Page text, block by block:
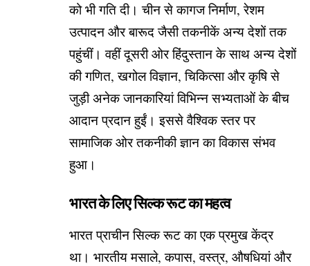
को भी गति दी। चीन से कागज निर्माण, रेशम
उत्पादन और बारूद जैसी तकनीकें अन्य देशों तक
पहुंचीं। वहीं दूसरी ओर हिंदुस्तान के साथ अन्य देशों
की गणित, खगोल विज्ञान, चिकित्सा और कृषि से
जुड़ी अनेक जानकारियां विभिन्न सभ्यताओं के बीच
आदान प्रदान हुईं। इससे वैश्विक स्तर पर
सामाजिक ओर तकनीकी ज्ञान का विकास संभव
हुआ।
भारत के लिए सिल्क रूट का महत्व
भारत प्राचीन सिल्क रूट का एक प्रमुख केंद्र
था। भारतीय मसाले, कपास, वस्त्र, औषधियां और